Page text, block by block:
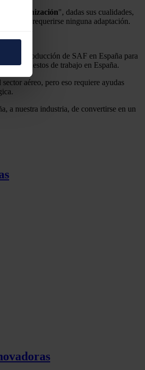
o
descarbonización", dadas sus cualidades,
sin requerirse ninguna adaptación.
de producción de SAF en España para
puestos de trabajo en España.
aéreo, pero eso requiere ayudas
a nuestra industria, de convertirse en un